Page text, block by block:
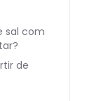
sal com
de